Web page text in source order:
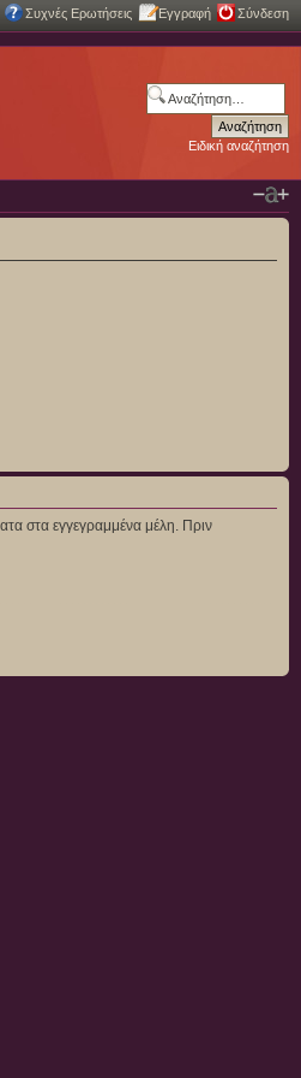
Συχνές Ερωτήσεις Εγγραφή Σύνδεση
Ειδική αναζήτηση
στα εγγεγραμμένα μέλη. Πριν